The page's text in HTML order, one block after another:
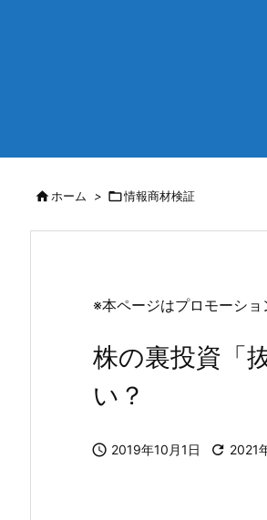
ホーム > 情報商材検証
※本ページはプロモーショ
株の裏投資「
い？
 2019年10月1日  2021